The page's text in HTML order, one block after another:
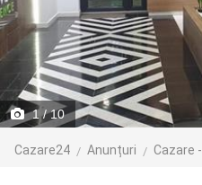
1/ 10
Cazare24 Anunțuri Cazare